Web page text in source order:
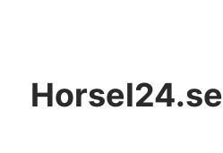
Horsel24.se